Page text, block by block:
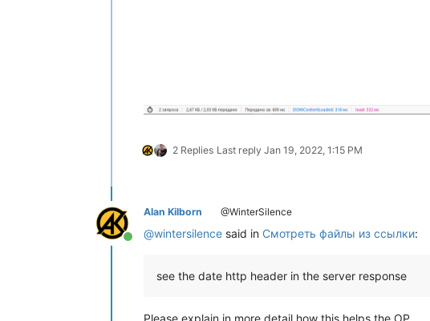
2 Replies Last reply Jan 19, 2022, 1:15 PM
Online
Alan Kilborn @WinterSilence
@wintersilence said in Смотреть файлы из ссылки:
see the date http header in the server response
Please explain in more detail how this helps the OP.